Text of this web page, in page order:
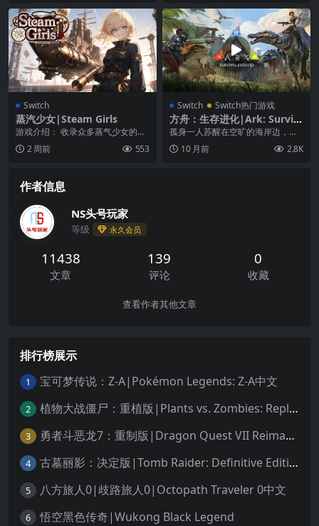
Switch
蒸汽少女|Steam Girls
游戏介绍： 收录众多蒸气少女的拼
图游戏登场！ 收集可爱蒸气少女的
拼图碎片，完成美...
2 周前 553
Switch Switch热门游戏
方舟：生存进化|Ark: Surviv
al Evolved中文
孤身一人苏醒在空旷的海岸边，发
现自己身处一个充满恐龙的神秘岛
屿“ARK”，你身无...
10 月前 2.8K
作者信息
NS头号玩家
等级 永久会员
11438
文章
139
评论
0
收藏
查看作者其他文章
排行榜展示
1 宝可梦传说：Z-A|Pokémon Legends: Z-A中文
2 植物大战僵尸：重植版|Plants vs. Zombies: Replanted中文
3 勇者斗恶龙7：重制版|Dragon Quest VII Reimagined中文
4 古墓丽影：决定版|Tomb Raider: Definitive Edition中文
5 八方旅人0|歧路旅人0|Octopath Traveler 0中文
6 悟空黑色传奇|Wukong Black Legend